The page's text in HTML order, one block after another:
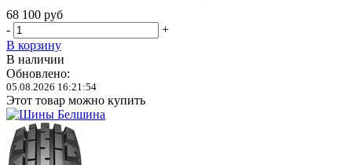
68 100 руб
-
+
В корзину
В наличии
Обновлено:
05.08.2026 16:21:54
Этот товар можно купить